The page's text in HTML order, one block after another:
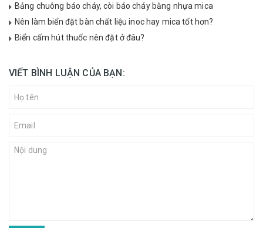
Bảng chuông báo cháy, còi báo cháy bằng nhựa mica
Nên làm biển đặt bàn chất liệu inoc hay mica tốt hơn?
Biển cấm hút thuốc nên đặt ở đâu?
VIẾT BÌNH LUẬN CỦA BẠN: